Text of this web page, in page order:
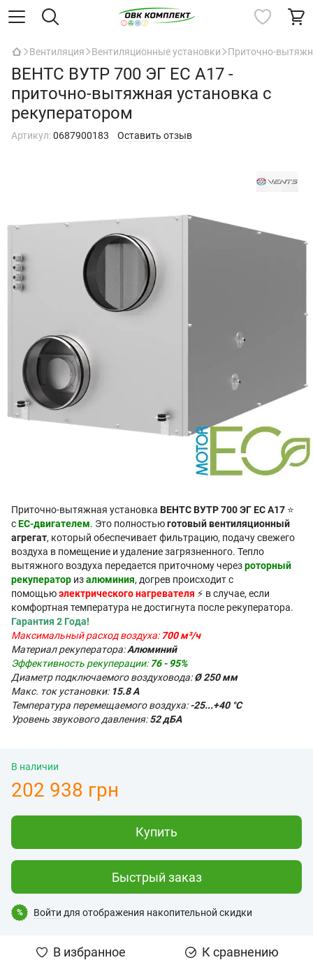
Вентиляция Вентиляционные установки Приточно-
ВЕНТС ВУТР 700 ЭГ ЕС А17 -
приточно-вытяжная установка с
рекуператором
Артикул:0687900183 Оставить отзыв
Приточно-вытяжная установка ВЕНТС ВУТР 700 ЭГ ЕС А17 ⭐
сEC-двигателем. Это полностьюготовый вентиляционный
агрегат, который обеспечивает фильтрацию, подачу свежего
воздуха в помещение и удаление загрязненного. Тепло
вытяжного воздуха передается приточному черезроторный
рекуператор изалюминия, догрев происходит с
помощьюэлектрического нагревателя ⚡ в случае, если
комфортная температура не достигнута после рекуператора.
Гарантия 2 Года!
Максимальный расход воздуха: 700 м³/ч
Материал рекуператора:Алюминий
Эффективность рекуперации: 76 - 95%
Диаметр подключаемого воздуховода:Ø 250 мм
Макс. ток установки: 15.8 А
Температура перемещаемого воздуха:-25...+40 °С
Уровень звукового давления:52 дБА
В наличии
202 938 грн
Купить
Быстрый заказ
% Войти для отображения накопительной скидки
В избранное К сравнению